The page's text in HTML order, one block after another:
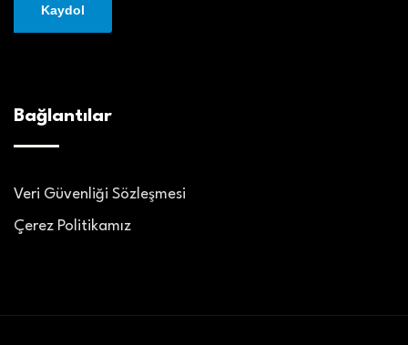
Bağlantılar
Veri Güvenliği Sözleşmesi
Çerez Politikamız